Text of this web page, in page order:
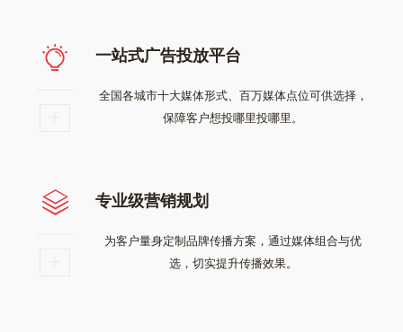
一站式广告投放平台
全国各城市十大媒体形式、百万媒体点位可供选择，
保障客户想投哪里投哪里。
专业级营销规划
为客户量身定制品牌传播方案，通过媒体组合与优
选，切实提升传播效果。